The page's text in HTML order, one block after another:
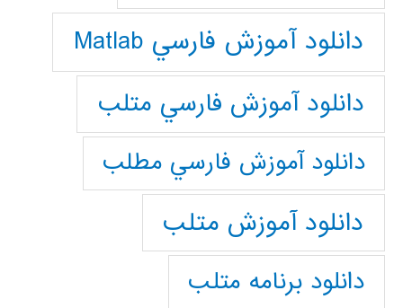
دانلود آموزش فارسي Matlab
دانلود آموزش فارسي متلب
دانلود آموزش فارسي مطلب
دانلود آموزش متلب
دانلود برنامه متلب